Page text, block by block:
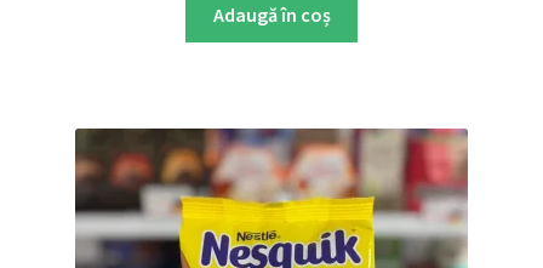
Adaugă în coș